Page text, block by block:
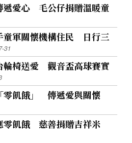
遞愛心 毛公仔捐贈溫暖童
童軍關懷機構住民 日行三
31
輪椅送愛 觀音盃高球賽實
零飢餓」 傳遞愛與關懷
零飢餓 慈善捐贈吉祥米